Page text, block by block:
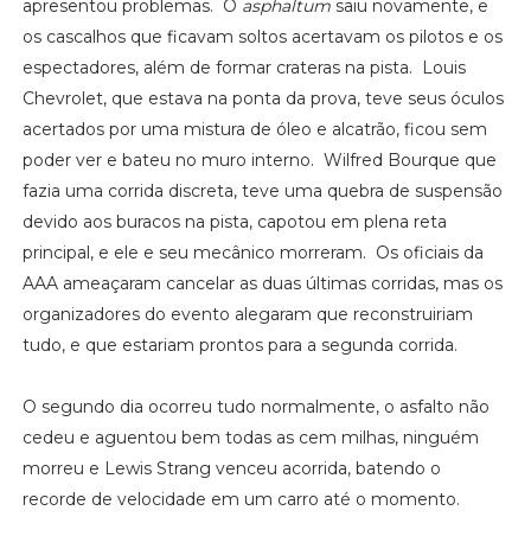
apresentou problemas. O asphaltum saiu novamente, e
os cascalhos que ficavam soltos acertavam os pilotos e os
espectadores, além de formar crateras na pista. Louis
Chevrolet, que estava na ponta da prova, teve seus óculos
acertados por uma mistura de óleo e alcatrão, ficou sem
poder ver e bateu no muro interno. Wilfred Bourque que
fazia uma corrida discreta, teve uma quebra de suspensão
devido aos buracos na pista, capotou em plena reta
principal, e ele e seu mecânico morreram. Os oficiais da
AAA ameaçaram cancelar as duas últimas corridas, mas os
organizadores do evento alegaram que reconstruiriam
tudo, e que estariam prontos para a segunda corrida.
O segundo dia ocorreu tudo normalmente, o asfalto não
cedeu e aguentou bem todas as cem milhas, ninguém
morreu e Lewis Strang venceu acorrida, batendo o
recorde de velocidade em um carro até o momento.